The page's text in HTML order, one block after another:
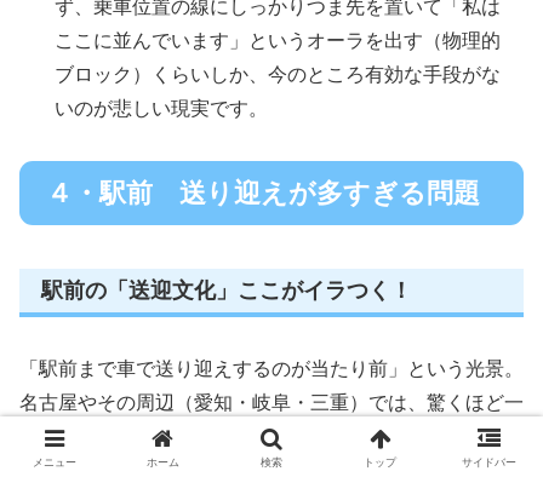
ず、乗車位置の線にしっかりつま先を置いて「私は
ここに並んでいます」というオーラを出す（物理的
ブロック）くらいしか、今のところ有効な手段がな
いのが悲しい現実です。
４・駅前 送り迎えが多すぎる問題
駅前の「送迎文化」ここがイラつく！
「駅前まで車で送り迎えするのが当たり前」という光景。
名古屋やその周辺（愛知・岐阜・三重）では、驚くほど一
般的ですよね。
メニュー ホーム 検索 トップ サイドバー